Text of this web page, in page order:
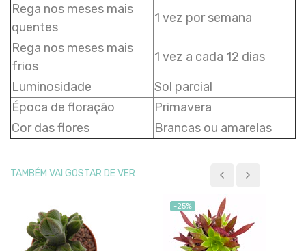
Rega nos meses mais
quentes
1 vez por semana
Rega nos meses mais
frios
1 vez a cada 12 dias
Luminosidade
Sol parcial
Época de floração
Primavera
Cor das flores
Brancas ou amarelas
TAMBÉM VAI GOSTAR DE VER
-25%